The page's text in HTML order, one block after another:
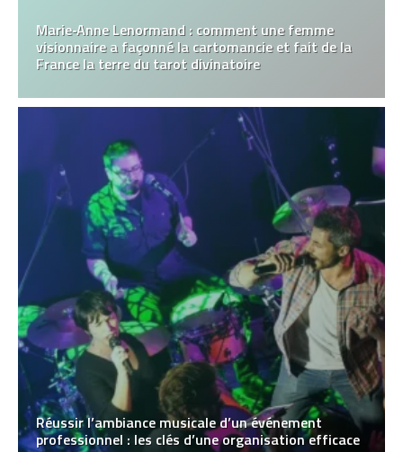
Marie‑Anne Lenormand : comment une femme
visionnaire a façonné la cartomancie et fait de la
France la terre du tarot divinatoire
Réussir l’ambiance musicale d’un événement
professionnel : les clés d’une organisation efficace